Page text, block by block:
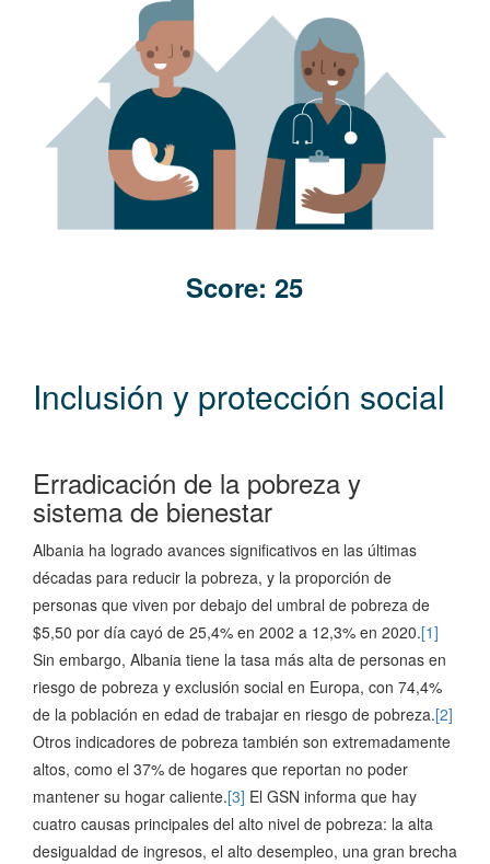
the NSG noted that the systems for combatting child labour
and ensuring occupational safety and health (OSH) are still
weak, and that they required further effort to comply with
existing legislation.
Read More +
Score: 25
Inclusión y protección social
Erradicación de la pobreza y
sistema de bienestar
Albania ha logrado avances significativos en las últimas
décadas para reducir la pobreza, y la proporción de
personas que viven por debajo del umbral de pobreza de
$5,50 por día cayó de 25,4% en 2002 a 12,3% en 2020.[1]
Sin embargo, Albania tiene la tasa más alta de personas en
riesgo de pobreza y exclusión social en Europa, con 74,4%
de la población en edad de trabajar en riesgo de pobreza.[2]
Otros indicadores de pobreza también son extremadamente
altos, como el 37% de hogares que reportan no poder
mantener su hogar caliente.[3] El GSN informa que hay
cuatro causas principales del alto nivel de pobreza: la alta
desigualdad de ingresos, el alto desempleo, una gran brecha